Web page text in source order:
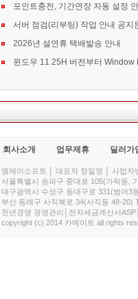
포인트충전, 기간연장 자동 설정
서버 점검(리부팅) 작업 안내 공지
2026년 설연휴 택배발송 안내
회사소개 업무제휴 딜러가
엠제이소프트 │ 대표자 정일영 │ 사업
서울특별시 송파구 중대로 105(가락동,
대구광역시 수성구 동대구로 331(범어3
부산 동래구 사직북로 34(사직동 48-20)
천년경영 경영관리│전자세금계산서
copyright (c) 2014 카메이트 all rights